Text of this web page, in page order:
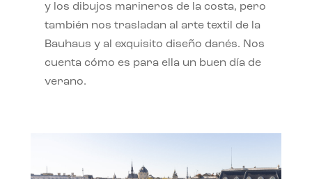
y los dibujos marineros de la costa, pero
también nos trasladan al arte textil de la
Bauhaus y al exquisito diseño danés. Nos
cuenta cómo es para ella un buen día de
verano.